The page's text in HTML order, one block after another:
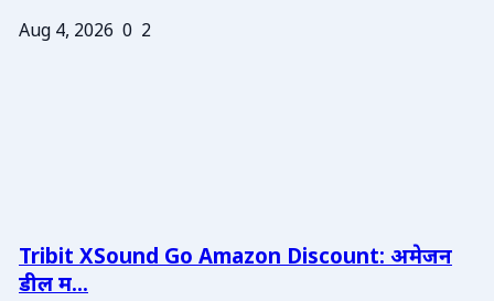
Aug 4, 2026 0 2
Tribit XSound Go Amazon Discount: अमेजन
डील म...